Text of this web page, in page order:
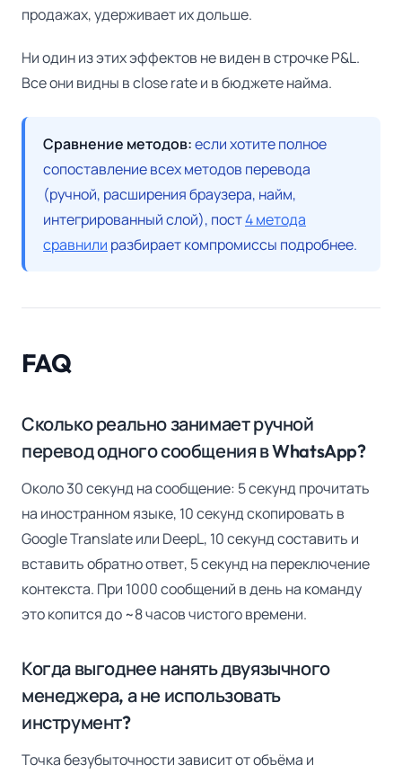
продажах, удерживает их дольше.
Ни один из этих эффектов не виден в строчке P&L.
Все они видны в close rate и в бюджете найма.
Сравнение методов:если хотите полное
сопоставление всех методов перевода
(ручной, расширения браузера, найм,
интегрированный слой), пост4 метода
сравнили разбирает компромиссы подробнее.
FAQ
Сколько реально занимает ручной
перевод одного сообщения в WhatsApp?
Около 30 секунд на сообщение: 5 секунд прочитать
на иностранном языке, 10 секунд скопировать в
Google Translate или DeepL, 10 секунд составить и
вставить обратно ответ, 5 секунд на переключение
контекста. При 1000 сообщений в день на команду
это копится до ~8 часов чистого времени.
Когда выгоднее нанять двуязычного
менеджера, а не использовать
инструмент?
Точка безубыточности зависит от объёма и